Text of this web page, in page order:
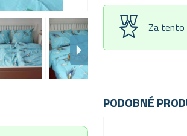
Za tento
PODOBNÉ